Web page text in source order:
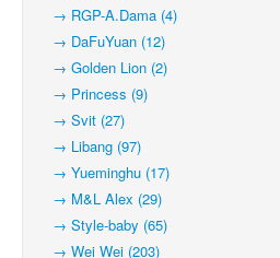
→ RGP-A.Dama (4)
→ DaFuYuan (12)
→ Golden Lion (2)
→ Princess (9)
→ Svit (27)
→ Libang (97)
→ Yueminghu (17)
→ M&L Alex (29)
→ Style-baby (65)
→ Wei Wei (203)